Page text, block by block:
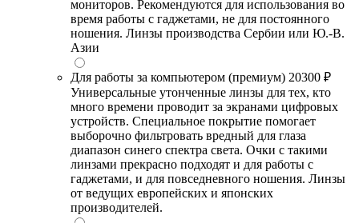
мониторов. Рекомендуются для использования во
время работы с гаджетами, не для постоянного
ношения. Линзы производства Сербии или Ю.-В.
Азии
Для работы за компьютером (премиум) 20300 ₽
Универсальные утонченные линзы для тех, кто
много времени проводит за экранами цифровых
устройств. Специальное покрытие помогает
выборочно фильтровать вредный для глаза
диапазон синего спектра света. Очки с такими
линзами прекрасно подходят и для работы с
гаджетами, и для повседневного ношения. Линзы
от ведущих европейских и японских
производителей.